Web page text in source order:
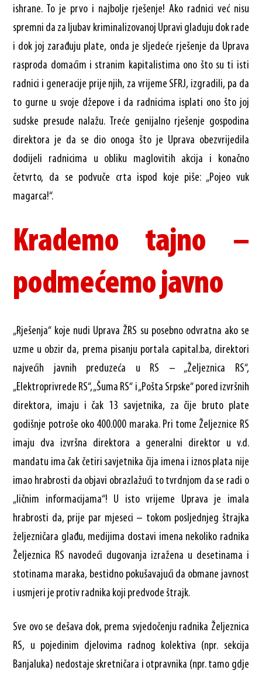
ishrane. To je prvo i najbolje rješenje! Ako radnici već nisu
spremni da za ljubav kriminalizovanoj Upravi gladuju dok rade
i dok joj zarađuju plate, onda je sljedeće rješenje da Uprava
rasproda domaćim i stranim kapitalistima ono što su ti isti
radnici i generacije prije njih, za vrijeme SFRJ, izgradili, pa da
to gurne u svoje džepove i da radnicima isplati ono što joj
sudske presude nalažu. Treće genijalno rješenje gospodina
direktora je da se dio onoga što je Uprava obezvrijedila
dodijeli radnicima u obliku maglovitih akcija i konačno
četvrto, da se podvuče crta ispod koje piše: „Pojeo vuk
magarca!“.
Krademo tajno –
podmećemo javno
„Rješenja“ koje nudi Uprava ŽRS su posebno odvratna ako se
uzme u obzir da, prema pisanju portala capital.ba, direktori
najvećih javnih preduzeća u RS – „Željeznica RS“,
„Elektroprivrede RS“, „Šuma RS“ i „Pošta Srpske“ pored izvršnih
direktora, imaju i čak 13 savjetnika, za čije bruto plate
godišnje potroše oko 400.000 maraka. Pri tome Željeznice RS
imaju dva izvršna direktora a generalni direktor u v.d.
mandatu ima čak četiri savjetnika čija imena i iznos plata nije
imao hrabrosti da objavi obrazlažući to tvrdnjom da se radi o
„ličnim informacijama“! U isto vrijeme Uprava je imala
hrabrosti da, prije par mjeseci – tokom posljednjeg štrajka
željezničara glađu, medijima dostavi imena nekoliko radnika
Željeznica RS navodeći dugovanja izražena u desetinama i
stotinama maraka, bestidno pokušavajući da obmane javnost
i usmjeri je protiv radnika koji predvode štrajk.
Sve ovo se dešava dok, prema svjedočenju radnika Željeznica
RS, u pojedinim djelovima radnog kolektiva (npr. sekcija
Banjaluka) nedostaje skretničara i otpravnika (npr. tamo gdje